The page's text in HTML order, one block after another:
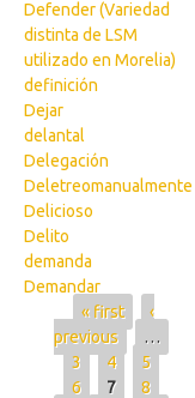
Defender (Variedad
distinta de LSM
utilizado en Morelia)
definición
Dejar
delantal
Delegación
Deletreomanualmente
Delicioso
Delito
demanda
Demandar
Pages« first
‹
previous
…
3
4
5
6
7
8